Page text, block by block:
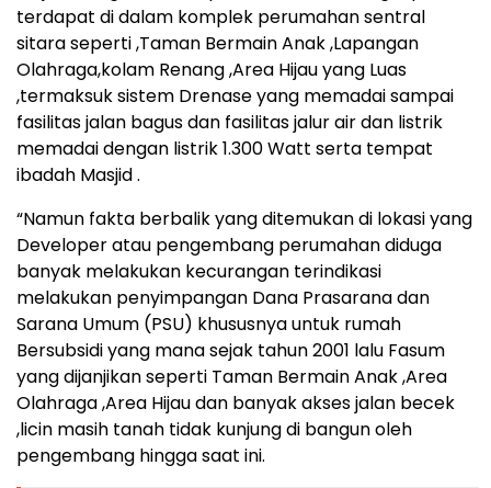
terdapat di dalam komplek perumahan sentral
sitara seperti ,Taman Bermain Anak ,Lapangan
Olahraga,kolam Renang ,Area Hijau yang Luas
,termaksuk sistem Drenase yang memadai sampai
fasilitas jalan bagus dan fasilitas jalur air dan listrik
memadai dengan listrik 1.300 Watt serta tempat
ibadah Masjid .
“Namun fakta berbalik yang ditemukan di lokasi yang
Developer atau pengembang perumahan diduga
banyak melakukan kecurangan terindikasi
melakukan penyimpangan Dana Prasarana dan
Sarana Umum (PSU) khususnya untuk rumah
Bersubsidi yang mana sejak tahun 2001 lalu Fasum
yang dijanjikan seperti Taman Bermain Anak ,Area
Olahraga ,Area Hijau dan banyak akses jalan becek
,licin masih tanah tidak kunjung di bangun oleh
pengembang hingga saat ini.